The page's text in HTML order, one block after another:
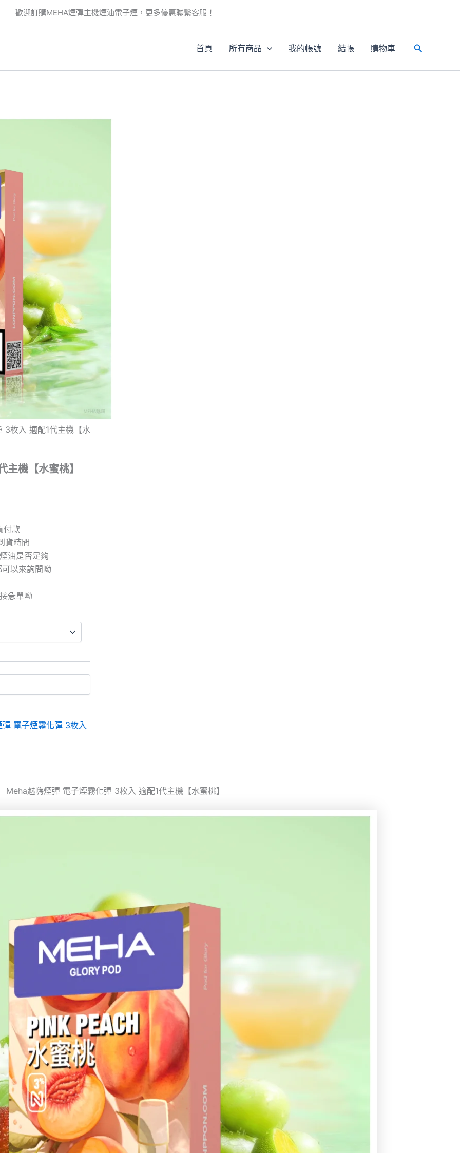
歡迎訂購MEHA煙彈主機煙油電子煙，更多優惠聯繫客服！
首頁 所有商品 我的帳號 結帳 購物車
搜
枚入 適配1代主機【水
機【水蜜桃】
付款
貨時間
油是否足夠
以來詢問呦
急單呦
電子煙霧化彈 3枚入
Meha魅嗨煙彈 電子煙霧化彈 3枚入 適配1代主機【水蜜桃】